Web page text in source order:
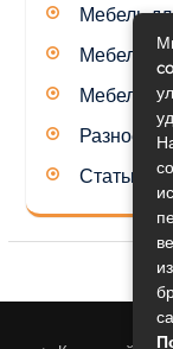
Мебель
Мебель
Мебель
Разное
Статьи